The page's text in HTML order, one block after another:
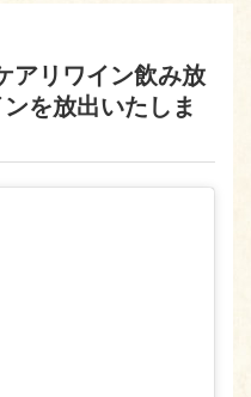
アリワイン飲み放
を放出いたしま